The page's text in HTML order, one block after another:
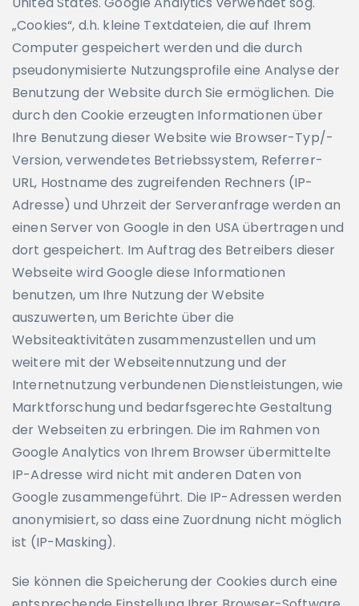
„Cookies“, d.h. kleine Textdateien, die auf Ihrem
Computer gespeichert werden und die durch
pseudonymisierte Nutzungsprofile eine Analyse der
Benutzung der Website durch Sie ermöglichen. Die
durch den Cookie erzeugten Informationen über
Ihre Benutzung dieser Website wie Browser-Typ/-
Version, verwendetes Betriebssystem, Referrer-
URL, Hostname des zugreifenden Rechners (IP-
Adresse) und Uhrzeit der Serveranfrage werden an
einen Server von Google in den USA übertragen und
dort gespeichert. Im Auftrag des Betreibers dieser
Webseite wird Google diese Informationen
benutzen, um Ihre Nutzung der Website
auszuwerten, um Berichte über die
Websiteaktivitäten zusammenzustellen und um
weitere mit der Webseitennutzung und der
Internetnutzung verbundenen Dienstleistungen, wie
Marktforschung und bedarfsgerechte Gestaltung
der Webseiten zu erbringen. Die im Rahmen von
Google Analytics von Ihrem Browser übermittelte
IP-Adresse wird nicht mit anderen Daten von
Google zusammengeführt. Die IP-Adressen werden
anonymisiert, so dass eine Zuordnung nicht möglich
ist (IP-Masking).
Sie können die Speicherung der Cookies durch eine